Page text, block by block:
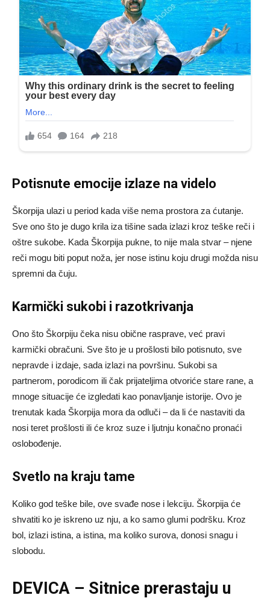
Potisnute emocije izlaze na videlo
Škorpija ulazi u period kada više nema prostora za ćutanje.
Sve ono što je dugo krila iza tišine sada izlazi kroz teške reči i
oštre sukobe. Kada Škorpija pukne, to nije mala stvar – njene
reči mogu biti poput noža, jer nose istinu koju drugi možda nisu
spremni da čuju.
Karmički sukobi i razotkrivanja
Ono što Škorpiju čeka nisu obične rasprave, već pravi
karmički obračuni. Sve što je u prošlosti bilo potisnuto, sve
nepravde i izdaje, sada izlazi na površinu. Sukobi sa
partnerom, porodicom ili čak prijateljima otvoriće stare rane, a
mnoge situacije će izgledati kao ponavljanje istorije. Ovo je
trenutak kada Škorpija mora da odluči – da li će nastaviti da
nosi teret prošlosti ili će kroz suze i ljutnju konačno pronaći
oslobođenje.
Svetlo na kraju tame
Koliko god teške bile, ove svađe nose i lekciju. Škorpija će
shvatiti ko je iskreno uz nju, a ko samo glumi podršku. Kroz
bol, izlazi istina, a istina, ma koliko surova, donosi snagu i
slobodu.
DEVICA – Sitnice prerastaju u